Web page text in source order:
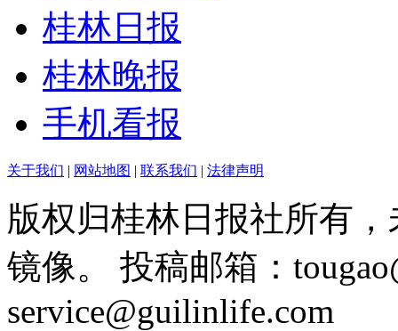
桂林日报
桂林晚报
手机看报
关于我们 | 网站地图 | 联系我们 | 法律声明
版权归桂林日报社所有
镜像。 投稿邮箱：
service@guilinlife.com